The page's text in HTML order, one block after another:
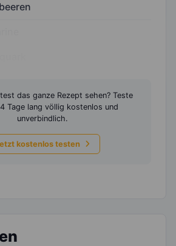
das ganze Rezept sehen? Teste
Tage lang völlig kostenlos und
unverbindlich.
kostenlos testen